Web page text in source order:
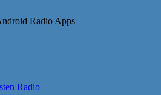
Radio Apps
Radio